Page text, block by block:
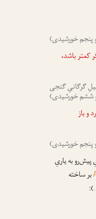
خورشیدی)
کمتر باشد،
گرگانیِ گنجی
ششم خورشیدی)
باز
پنجم خورشیدی)
به یاریِ
بر ساخته
):